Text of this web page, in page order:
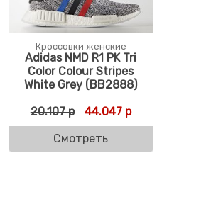
Кроссовки женские
Adidas NMD R1 PK Tri
Color Colour Stripes
White Grey (BB2888)
20.107р Первоначальная цена
44.047рТекущая цена:
Смотреть